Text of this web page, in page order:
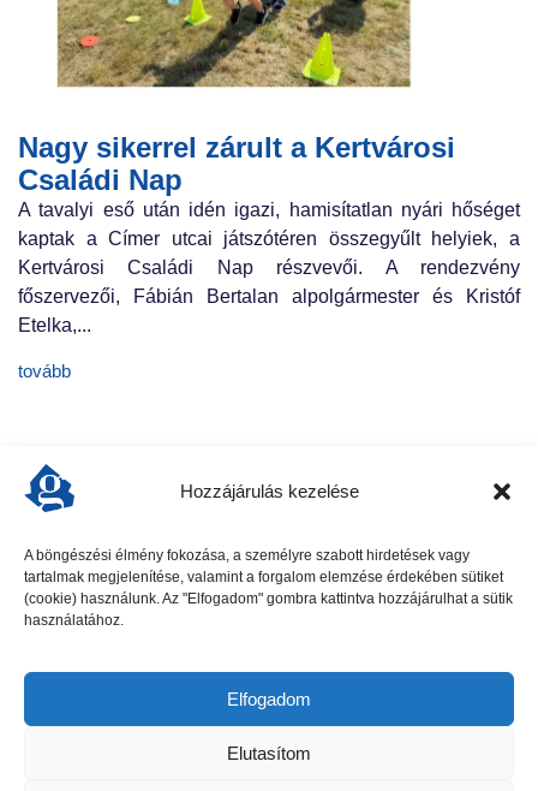
Hozzájárulás kezelése
A böngészési élmény fokozása, a személyre szabott hirdetések vagy
tartalmak megjelenítése, valamint a forgalom elemzése érdekében sütiket
(cookie) használunk. Az "Elfogadom" gombra kattintva hozzájárulhat a sütik
használatához.
Elfogadom
Elutasítom
Nagy sikerrel zárult a Kertvárosi
Családi Nap
A tavalyi eső után idén igazi, hamisítatlan nyári hőséget
kaptak a Címer utcai játszótéren összegyűlt helyiek, a
Kertvárosi Családi Nap részvevői. A rendezvény
főszervezői, Fábián Bertalan alpolgármester és Kristóf
Etelka,...
tovább
előző cikk következő cikk